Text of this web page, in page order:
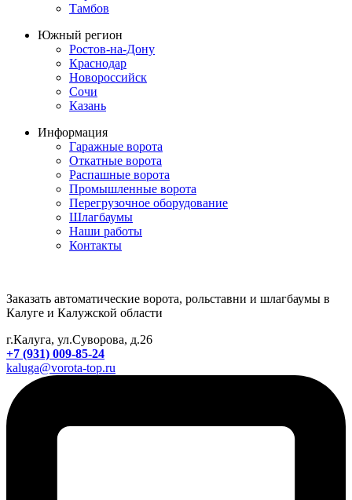
Тамбов
Южный регион
Ростов-на-Дону
Краснодар
Новороссийск
Сочи
Казань
Информация
Гаражные ворота
Откатные ворота
Распашные ворота
Промышленные ворота
Перегрузочное оборудование
Шлагбаумы
Наши работы
Контакты
Заказать автоматические ворота, рольставни и шлагбаумы в
Калуге и Калужской области
г.Калуга, ул.Суворова, д.26
+7 (931) 009-85-24
kaluga@vorota-top.ru